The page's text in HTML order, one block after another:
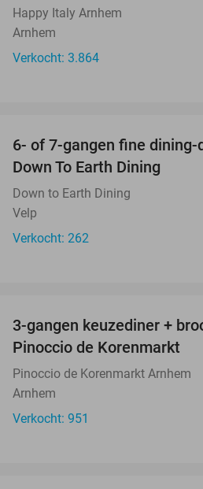
Happy Italy Arnhem
Arnhem
Verkocht: 3.864
6- of 7-gangen fine
Down To Earth Dining
Down to Earth Dining
Velp
Verkocht: 262
3-gangen keuzediner +
Pinoccio de Korenmarkt
Pinoccio de Korenmarkt Arnhem
Arnhem
Verkocht: 951